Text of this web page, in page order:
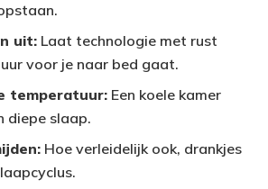
uit: Laat technologie met rust
voor je naar bed gaat.
temperatuur: Een koele kamer
diepe slaap.
Hoe verleidelijk ook, drankjes